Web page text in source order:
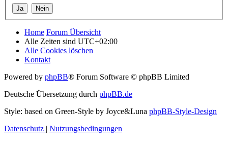
Home Forum Übersicht
Alle Zeiten sind UTC+02:00
Alle Cookies löschen
Kontakt
Powered by phpBB® Forum Software © phpBB Limited
Deutsche Übersetzung durch phpBB.de
Style: based on Green-Style by Joyce&Luna phpBB-Style-Design
Datenschutz | Nutzungsbedingungen